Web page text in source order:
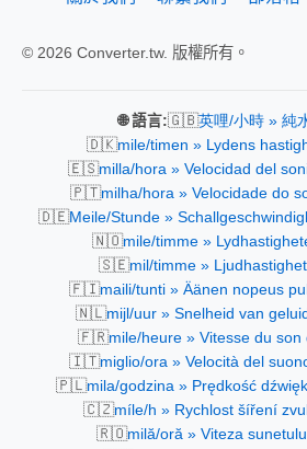
© 2026 Converter.tw. 版權所有。
🌐 語言:🇬🇧英哩/小時 » 純
🇩🇰mile/timen » Lydens
🇪🇸milla/hora » Velocidad del
🇵🇹milha/hora » Velocidade do
🇩🇪Meile/Stunde »
🇳🇴mile/timme »
🇸🇪mil/timme »
🇫🇮maili/tunti » Äänen nopeus
🇳🇱mijl/uur » Snelheid van
🇫🇷mile/heure » Vitesse du
🇮🇹miglio/ora » Velocità del
🇵🇱mila/godzina » Prędkość
🇨🇿míle/h » Rychlost šíření
🇷🇴milă/oră » Viteza